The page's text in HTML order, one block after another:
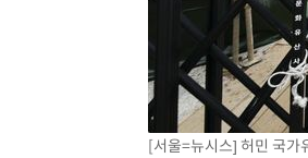
[서울=뉴시스] 허민 국가